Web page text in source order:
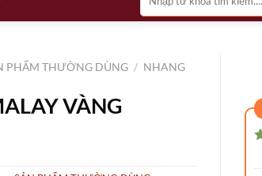
kiếm:
PHẨM THƯỜNG DÙNG / NHANG
VÀNG